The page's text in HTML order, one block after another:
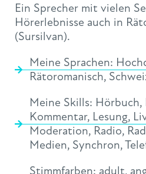
Ein Sprecher mit vielen
Hörerlebnisse auch in
(Sursilvan).
Meine Sprachen:
Rätoromanisch,
Meine Skills: Hörbuch,
Kommentar, Lesung,
Moderation, Radio,
Medien, Synchron,
Stimmfarben: adult,